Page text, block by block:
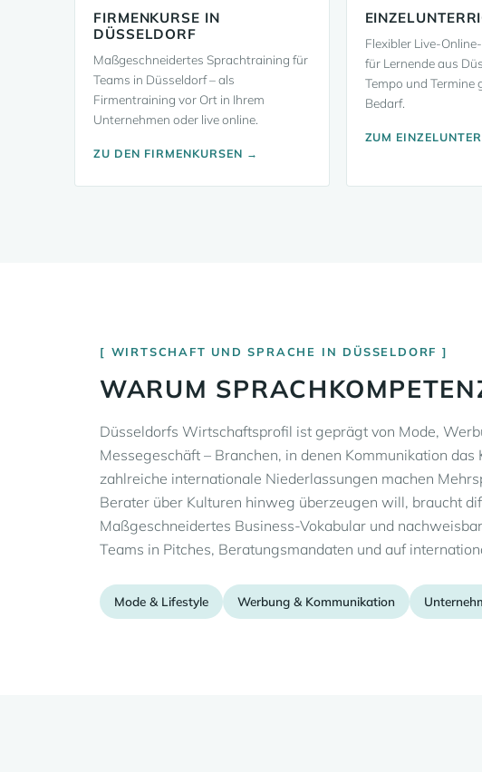
FIRMENKURSE IN
DÜSSELDORF
Maßgeschneidertes Sprachtraining für
Teams in Düsseldorf – als
Firmentraining vor Ort in Ihrem
Unternehmen oder live online.
ZU DEN FIRMENKURSEN →
Flexibler Live-
für Lernende aus
Tempo und Termine
Bedarf.
ZUM
WIRTSCHAFT UND SPRACHE IN DÜSSELDORF
WARUM
Düsseldorfs Wirtschaftsprofil ist geprägt von Mode,
Messegeschäft – Branchen, in denen Kommunikation
zahlreiche internationale Niederlassungen machen
Berater über Kulturen hinweg überzeugen will, braucht
Maßgeschneidertes Business-Vokabular und
Teams in Pitches, Beratungsmandaten und auf
Mode & Lifestyle Werbung & Kommunikation